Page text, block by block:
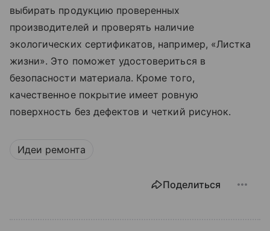
выбирать продукцию проверенных
производителей и проверять наличие
экологических сертификатов, например, «Листка
жизни». Это поможет удостовериться в
безопасности материала. Кроме того,
качественное покрытие имеет ровную
поверхность без дефектов и четкий рисунок.
Идеи ремонта
Поделиться